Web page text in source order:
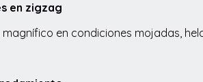
en zigzag
en condiciones mojadas,